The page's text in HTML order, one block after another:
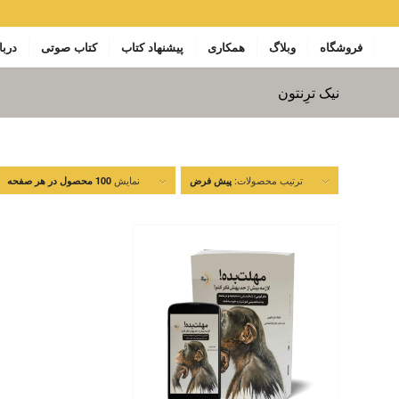
فروشگاه وبلاگ همکاری پیشنهاد کتاب کتاب صوتی
نیک ترِنتون
ترتیب محصولات: پیش فرض نمایش 100 محصول در هر صفحه